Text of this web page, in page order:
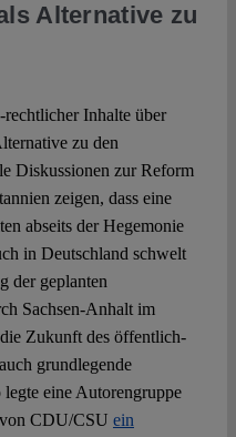
Alternative zu
Inhalte über
zu den
Diskussionen zur Reform
zeigen, dass eine
abseits der Hegemonie
in Deutschland schwelt
der geplanten
Sachsen-Anhalt im
Zukunft des öffentlich-
grundlegende
eine Autorengruppe
CDU/CSU ein